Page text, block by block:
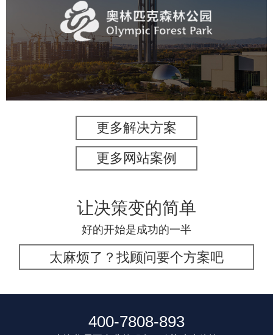
旅游休闲 公园 AI人工智能
智慧公园
智慧体育公园
智能步道 智能大数据平台
更多解决方案
更多网站案例
让决策变的简单
好的开始是成功的一半
太麻烦了？找顾问要个方案吧
400-7808-893